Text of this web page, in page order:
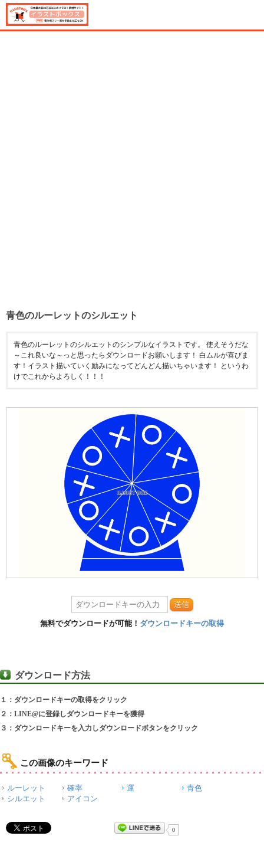
青色のルーレットのシルエット
青色のルーレットのシルエットのシンプルなイラストです。 使えそうだな
～これ良いな～っと思ったらダウンロードお願いします！ 白ムルが喜びま
す！イラスト描いていく励みになってどんどん描いちゃいます！ というわ
けでこれからよろしく！！！
送信
無料でダウンロードが可能！ ダウンロードキーの取得
ダウンロード方法
１：ダウンロードキーの取得をクリック
２：LINE@に登録しダウンロードキーを獲得
３：ダウンロードキーを入力しダウンロードボタンをクリック
この画像のキーワード
ルーレット 確率 運
青色
シルエット
アイコン
0